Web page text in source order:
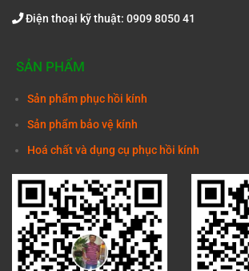
Điện thoại kỹ thuật: 0909 8050 41
SẢN PHẨM
Sản phẩm phục hồi kính
Sản phẩm bảo vệ kính
Hoá chất và dụng cụ phục hồi kính